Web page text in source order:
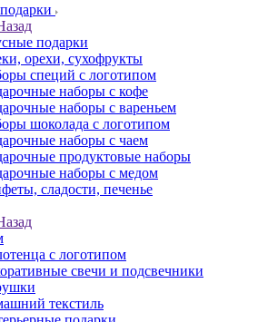
подарки
орехи, сухофрукты
специй с логотипом
наборы с кофе
наборы с вареньем
шоколада с логотипом
наборы с чаем
продуктовые наборы
наборы с медом
сладости, печенье
с логотипом
свечи и подсвечники
текстиль